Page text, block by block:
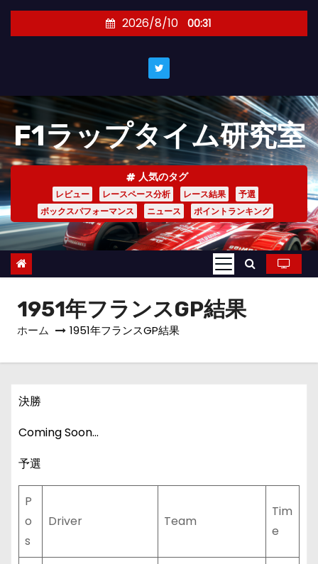
キ
ッ
プ
2026/8/10 00:31
F1ラップタイム研究室
人気のタグ
レビュー レースペース分析 レース結果
予選
ボックスパフォーマンス
ニュース ポイントランキング
1951年フランスGP結果
ホーム 1951年フランスGP結果
決勝
Coming Soon…
予選
P
o
s
Driver Team
Tim
e